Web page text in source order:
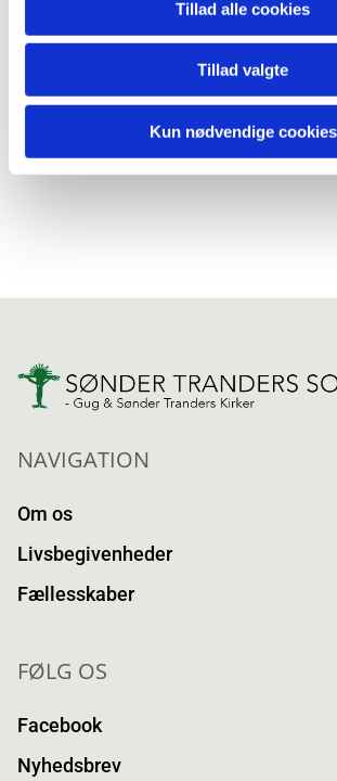
Tillad alle cookies
Tillad valgte
Kun nødvendige cookies
NAVIGATION
Om os
Livsbegivenheder
Fællesskaber
FØLG OS
Facebook
Nyhedsbrev